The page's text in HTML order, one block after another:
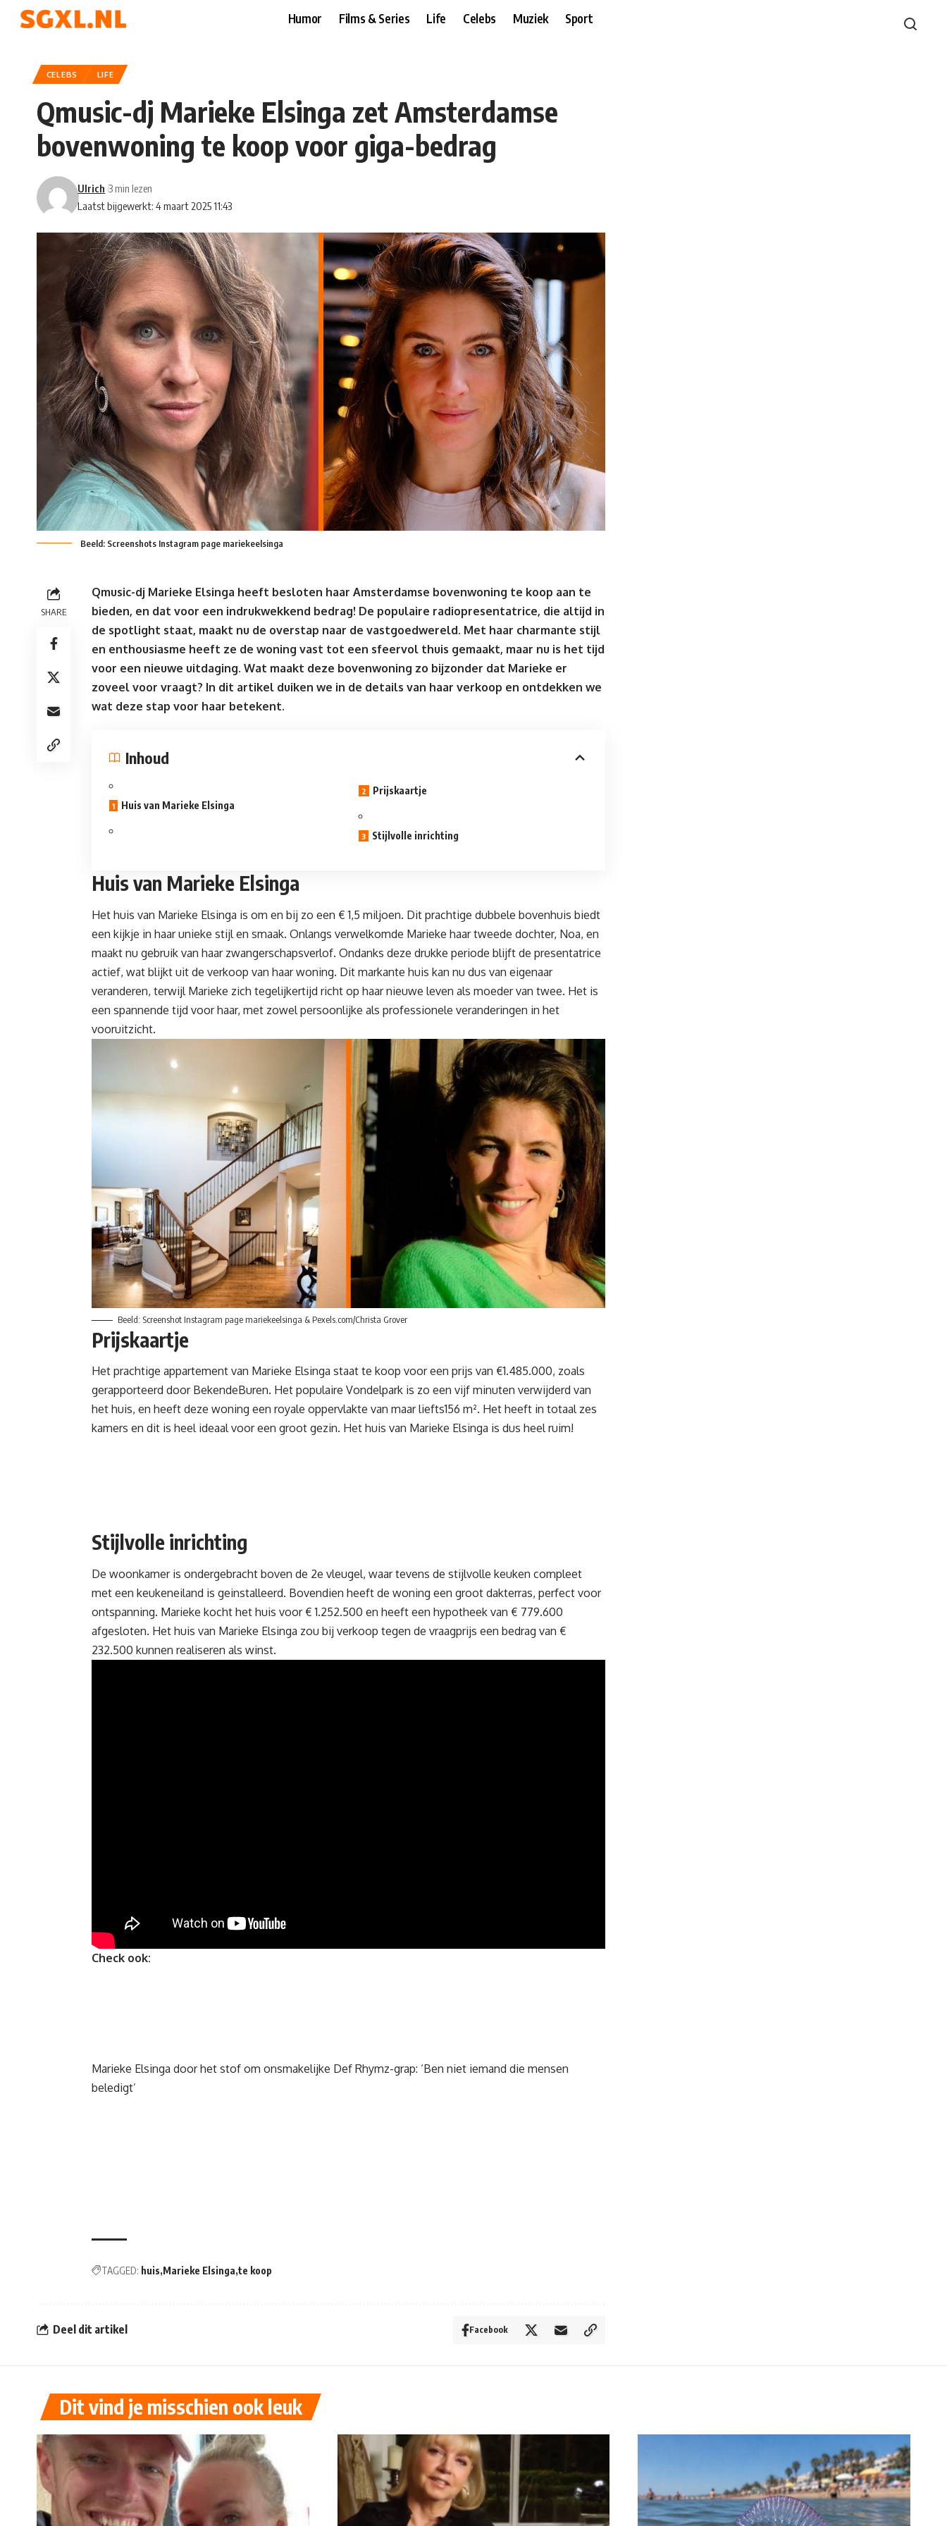
Humor Films & Series Life Celebs Muziek Sport
CELEBS LIFE
Qmusic-dj Marieke Elsinga zet Amsterdamse
bovenwoning te koop voor giga-bedrag
Laatst bijgewerkt: 4 maart 2025 11:43
Ulrich 3 min lezen
Beeld: Screenshots Instagram page mariekeelsinga
SHARE
Qmusic-dj Marieke Elsinga heeft besloten haar Amsterdamse bovenwoning te koop aan te
bieden, en dat voor een indrukwekkend bedrag! De populaire radiopresentatrice, die altijd in
de spotlight staat, maakt nu de overstap naar de vastgoedwereld. Met haar charmante stijl
en enthousiasme heeft ze de woning vast tot een sfeervol thuis gemaakt, maar nu is het tijd
voor een nieuwe uitdaging. Wat maakt deze bovenwoning zo bijzonder dat Marieke er
zoveel voor vraagt? In dit artikel duiken we in de details van haar verkoop en ontdekken we
wat deze stap voor haar betekent.
Inhoud
Huis van Marieke Elsinga
Prijskaartje
Stijlvolle inrichting
Huis van Marieke Elsinga
Het huis van Marieke Elsinga is om en bij zo een € 1,5 miljoen. Dit prachtige dubbele bovenhuis biedt
een kijkje in haar unieke stijl en smaak. Onlangs verwelkomde Marieke haar tweede dochter, Noa, en
maakt nu gebruik van haar zwangerschapsverlof. Ondanks deze drukke periode blijft de presentatrice
actief, wat blijkt uit de verkoop van haar woning. Dit markante huis kan nu dus van eigenaar
veranderen, terwijl Marieke zich tegelijkertijd richt op haar nieuwe leven als moeder van twee. Het is
een spannende tijd voor haar, met zowel persoonlijke als professionele veranderingen in het
vooruitzicht.
Beeld: Screenshot Instagram page mariekeelsinga & Pexels.com/Christa Grover
Prijskaartje
Het prachtige appartement van Marieke Elsinga staat te koop voor een prijs van €1.485.000, zoals
gerapporteerd door BekendeBuren. Het populaire Vondelpark is zo een vijf minuten verwijderd van
het huis, en heeft deze woning een royale oppervlakte van maar liefts156 m². Het heeft in totaal zes
kamers en dit is heel ideaal voor een groot gezin. Het huis van Marieke Elsinga is dus heel ruim!
Stijlvolle inrichting
De woonkamer is ondergebracht boven de 2e vleugel, waar tevens de stijlvolle keuken compleet
met een keukeneiland is geinstalleerd. Bovendien heeft de woning een groot dakterras, perfect voor
ontspanning. Marieke kocht het huis voor € 1.252.500 en heeft een hypotheek van € 779.600
afgesloten. Het huis van Marieke Elsinga zou bij verkoop tegen de vraagprijs een bedrag van €
232.500 kunnen realiseren als winst.
Check ook:
Marieke Elsinga door het stof om onsmakelijke Def Rhymz-grap: ‘Ben niet iemand die mensen
beledigt’
TAGGED: huis Marieke Elsinga te koop
Deel dit artikel Facebook
Dit vind je misschien ook leuk